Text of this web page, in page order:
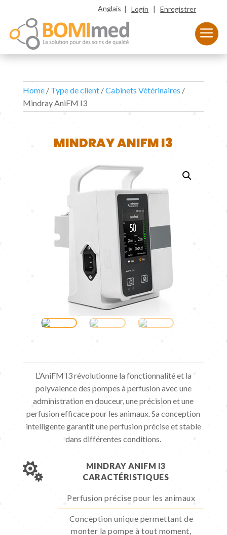
Anglais |Login |Enregistrer
Home/ Type de client/Cabinets Vétérinaires /
Mindray AniFM I3
MINDRAY ANIFM I3
L’AniFM I3 révolutionne la fonctionnalité et la
polyvalence des pompes à perfusion avec une
administration en douceur, une précision et une
perfusion efficace pour les animaux. Sa conception
intelligente garantit une perfusion précise et stable
dans différentes conditions.

MINDRAY ANIFM I3
CARACTÉRISTIQUES
Perfusion précise pour les animaux
Conception unique permettant de
monter la pompe à tout moment,